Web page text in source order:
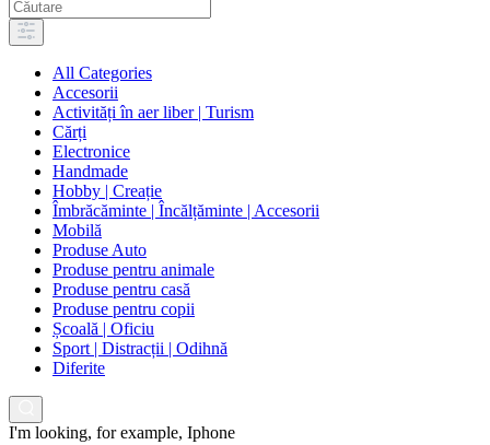
All Categories
Accesorii
Activități în aer liber | Turism
Cărți
Electronice
Handmade
Hobby | Creație
Îmbrăcăminte | Încălțăminte | Accesorii
Mobilă
Produse Auto
Produse pentru animale
Produse pentru casă
Produse pentru copii
Școală | Oficiu
Sport | Distracții | Odihnă
Diferite
I'm looking, for example, Iphone